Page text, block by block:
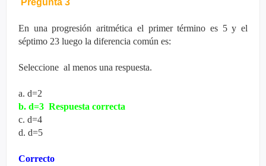
Pregunta 3
En una progresión aritmética el primer término es 5 y el
séptimo 23 luego la diferencia común es:
Seleccione al menos una respuesta.
a. d=2
b. d=3 Respuesta correcta
c. d=4
d. d=5
Correcto